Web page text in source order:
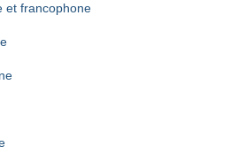
et francophone